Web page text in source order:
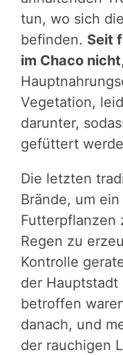
tun, wo sich
befinden. Seit
im Chaco nicht
Vegetation,
darunter,
gefüttert
Die letzten
Brände, um
Futterpflanzen
Regen zu
Kontrolle
der
betroffen
danach, und
der rauchigen